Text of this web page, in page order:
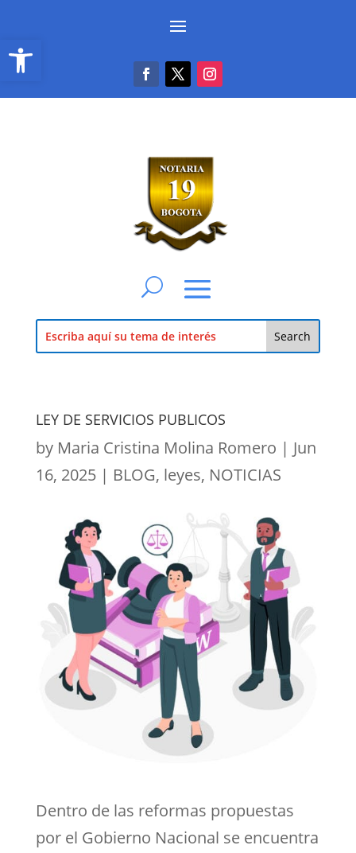
Abrir barra de herramientas
LEY DE SERVICIOS PUBLICOS
by Maria Cristina Molina Romero | Jun
16, 2025| BLOG, leyes, NOTICIAS
Dentro de las reformas propuestas
por el Gobierno Nacional se encuentra